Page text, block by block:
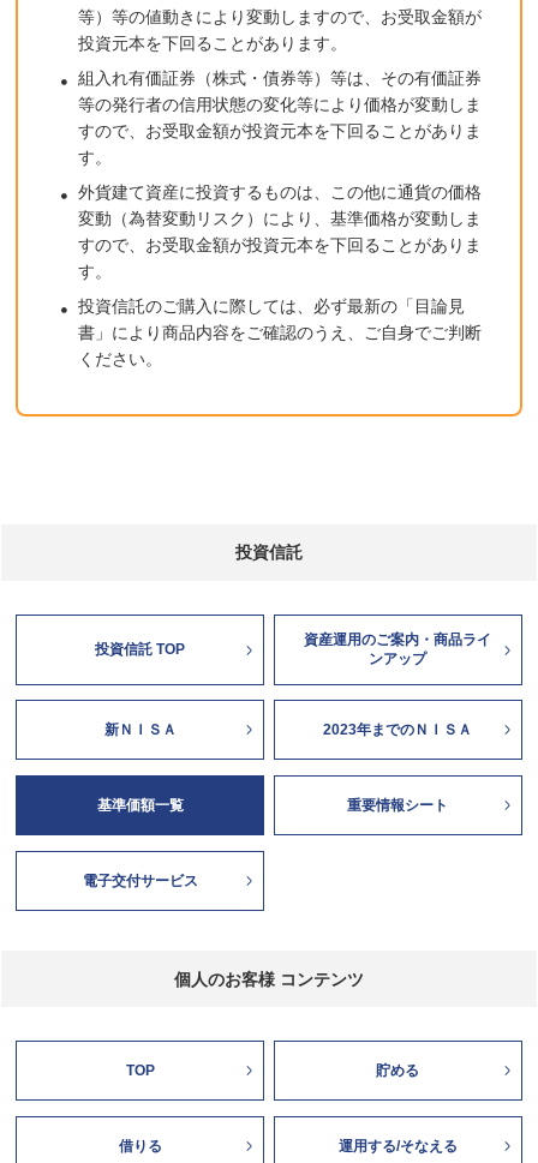
等）等の値動きにより変動しますので、お受取金額が
投資元本を下回ることがあります。
組入れ有価証券（株式・債券等）等は、その有価証券
等の発行者の信用状態の変化等により価格が変動しま
すので、お受取金額が投資元本を下回ることがありま
す。
外貨建て資産に投資するものは、この他に通貨の価格
変動（為替変動リスク）により、基準価格が変動しま
すので、お受取金額が投資元本を下回ることがありま
す。
投資信託のご購入に際しては、必ず最新の「目論見
書」により商品内容をご確認のうえ、ご自身でご判断
ください。
投資信託
投資信託 TOP
資産運用のご案内・商品ライ
ンアップ
新ＮＩＳＡ 2023年までのＮＩＳＡ
基準価額一覧 重要情報シート
電子交付サービス
個人のお客様 コンテンツ
TOP 貯める
借りる 運用する/そなえる